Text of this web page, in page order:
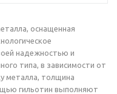
оснащенная
надежностью и
типа, в зависимости от
металла, толщина
гильотин выполняют